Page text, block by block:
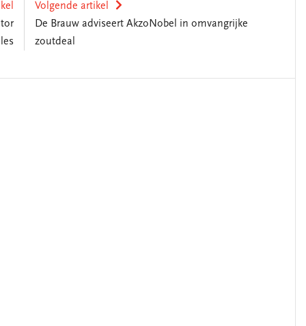
Volgende artikel
De Brauw adviseert AkzoNobel in omvangrijke
zoutdeal